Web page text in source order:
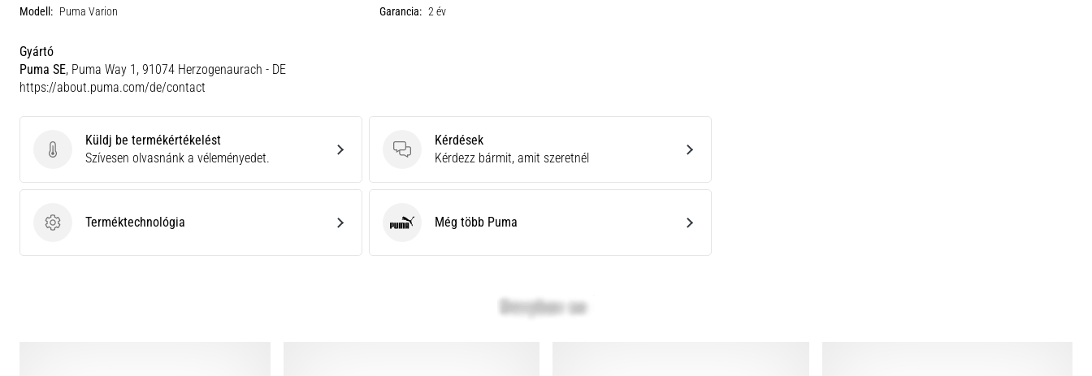
Modell: Puma Varion Garancia: 2 év
Gyártó
Puma SE, Puma Way 1, 91074 Herzogenaurach - DE
https://about.puma.com/de/contact
Küldj be termékértékelést
Küldj be termékértékelést
Szívesen olvasnánk a véleményedet.
Kérdések
Kérdések
Kérdezz bármit, amit szeretnél
Terméktechnológia
Terméktechnológia Puma Még több Puma